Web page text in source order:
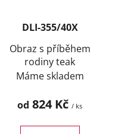
DLI-355/40X
Obraz s příběhem
rodiny teak
Máme skladem
od 824 Kč / ks